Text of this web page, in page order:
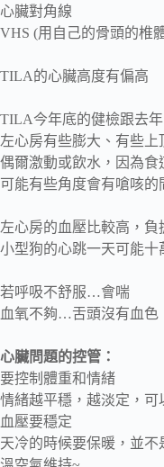
心臟對角線
VHS (用自己的骨頭的椎
TILA的心臟高度有偏高
TILA今年底的健檢跟去
左心房有些膨大、有些上
偶爾激動或飲水，因為食
可能有些角度會有嗆咳的
左心房的血壓比較高，
小型狗的心跳一天可能十
若呼吸不舒服…會喘
血氧不夠…舌頭沒有血色
心臟問題的控管：
要控制體重和情緒
情緒越平穩，越淡定，可
血壓要穩定
天冷的時候要保暖，並